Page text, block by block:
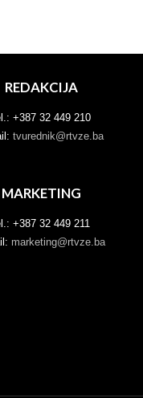
REDAKCIJA
+387 32 449 210
tvurednik@rtvze.ba
MARKETING
+387 32 449 211
marketing@rtvze.ba